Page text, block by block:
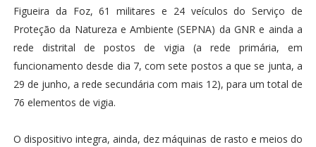
Figueira da Foz, 61 militares e 24 veículos do Serviço de
Proteção da Natureza e Ambiente (SEPNA) da GNR e ainda a
rede distrital de postos de vigia (a rede primária, em
funcionamento desde dia 7, com sete postos a que se junta, a
29 de junho, a rede secundária com mais 12), para um total de
76 elementos de vigia.
O dispositivo integra, ainda, dez máquinas de rasto e meios do